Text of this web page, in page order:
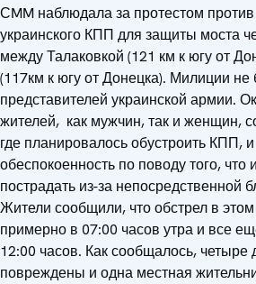
СMM наблюдала за протестом
украинского КПП для защиты моста
между Талаковкой (121 км к югу от
(117км к югу от Донецка). Милиции
представителей украинской армии.
жителей, как мужчин, так и женщин,
где планировалось обустроить КПП,
обеспокоенность по поводу того, что
пострадать из-за непосредственной
Жители сообщили, что обстрел в
примерно в 07:00 часов утра и все
12:00 часов. Как сообщалось,
повреждены и одна местная